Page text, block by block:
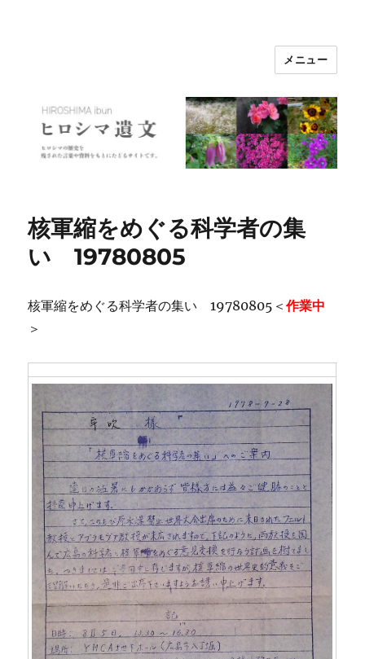
メニュー
核軍縮をめぐる科学者の集
い 19780805
核軍縮をめぐる科学者の集い 19780805＜作業中
＞